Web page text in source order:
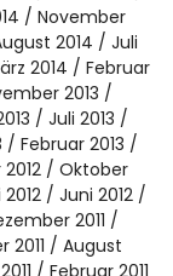
November
2014
Juli
2014
Februar
2013
Juli 2013
Februar 2013
Oktober
Juni 2012
2011
2011
August
Februar 2011